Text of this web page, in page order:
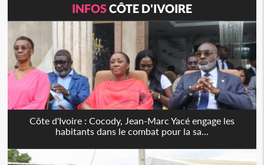
INFOSCÔTE D'IVOIRE
Côte d'Ivoire : Cocody, Jean-Marc Yacé engage les
habitants dans le combat pour la sa...